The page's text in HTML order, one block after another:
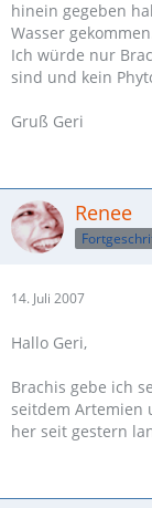
hinein gegeben
Wasser
Ich würde nur
sind und kein
Gruß Geri
Renee
14. Juli 2007
Hallo Geri,
Brachis gebe ich
seitdem Artemien
her seit gestern